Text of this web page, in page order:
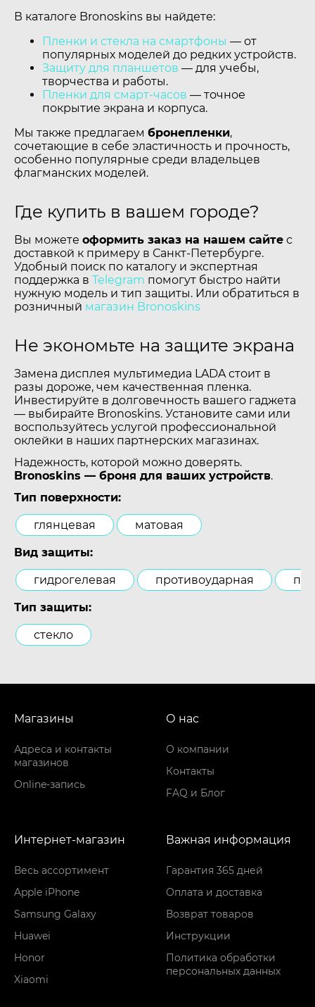
В каталоге Bronoskins вы найдете:
Пленки и стекла на смартфоны — от
популярных моделей до редких устройств.
Защиту для планшетов — для учебы,
творчества и работы.
Пленки для смарт-часов — точное
покрытие экрана и корпуса.
Мы также предлагаем бронепленки,
сочетающие в себе эластичность и прочность,
особенно популярные среди владельцев
флагманских моделей.
Где купить в вашем городе?
Вы можете оформить заказ на нашем сайте с
доставкой к примеру в Санкт-Петербурге.
Удобный поиск по каталогу и экспертная
поддержка в Telegram помогут быстро найти
нужную модель и тип защиты. Или обратиться в
розничный магазин Bronoskins
Не экономьте на защите экрана
Замена дисплея мультимедиа LADA стоит в
разы дороже, чем качественная пленка.
Инвестируйте в долговечность вашего гаджета
— выбирайте Bronoskins. Установите сами или
воспользуйтесь услугой профессиональной
оклейки в наших партнерских магазинах.
Надежность, которой можно доверять.
Bronoskins — броня для ваших устройств.
Тип поверхности:
глянцевая матовая
Вид защиты:
гидрогелевая противоударная
Тип защиты:
стекло
Магазины
Адреса и контакты
магазинов
Online-запись
О нас
О компании
Контакты
FAQ и Блог
Интернет-магазин
Весь ассортимент
Apple iPhone
Samsung Galaxy
Huawei
Honor
Xiaomi
Важная информация
Гарантия 365 дней
Оплата и доставка
Возврат товаров
Инструкции
Политика обработки
персональных данных